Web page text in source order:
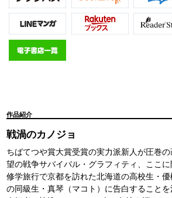
作品紹介
戦渦のカノジョ
ちばてつや賞大賞受賞の実力派新人が圧巻
望の戦争サバイバル・グラフィティ、ここ
修学旅行で京都を訪れた北海道の高校生・
の同級生・真琴（マコト）に告白すること